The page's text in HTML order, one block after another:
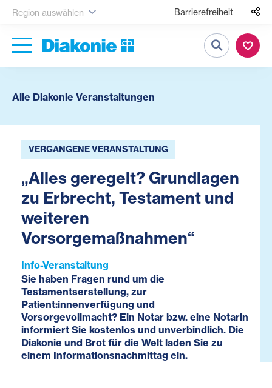
Region auswählen Barrierefreiheit
Suche
Alle Diakonie Veranstaltungen
VERGANGENE VERANSTALTUNG
„Alles geregelt? Grundlagen
zu Erbrecht, Testament und
weiteren
Vorsorgemaßnahmen“
Info-Veranstaltung
Sie haben Fragen rund um die
Testamentserstellung, zur
Patient:innenverfügung und
Vorsorgevollmacht? Ein Notar bzw. eine Notarin
informiert Sie kostenlos und unverbindlich. Die
Diakonie und Brot für die Welt laden Sie zu
einem Informationsnachmittag ein.